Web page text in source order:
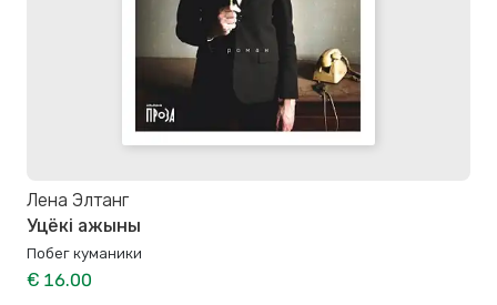
Лена Элтанг
Уцёкі ажыны
Побег куманики
€ 16.00